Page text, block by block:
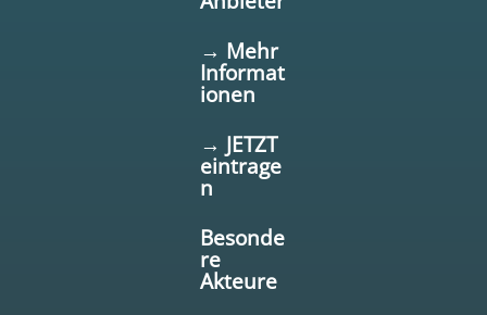
→ Mehr
Informat
ionen
→ JETZT
eintrage
n
Besonde
re
Akteure